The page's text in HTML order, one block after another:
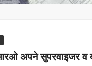
अपने सुपरवाइजर व